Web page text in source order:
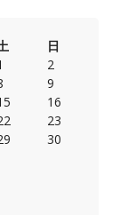
日
2
9
16
23
30